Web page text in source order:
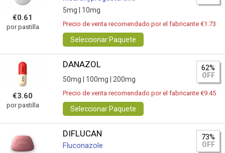
€0.61
por pastilla
5mg | 10mg
Precio de venta recomendado por el fabricante €1.73
Seleccionar Paquete
€3.60
por pastilla
DANAZOL
50mg | 100mg | 200mg
62%
OFF
Precio de venta recomendado por el fabricante €9.45
Seleccionar Paquete
DIFLUCAN
Fluconazole
73%
OFF